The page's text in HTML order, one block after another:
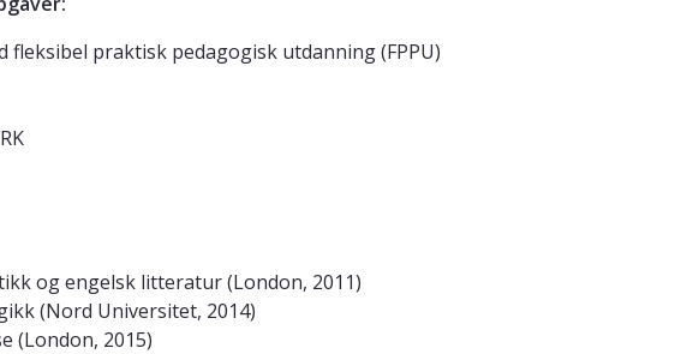
fleksibel praktisk pedagogisk utdanning (FPPU)
og engelsk litteratur (London, 2011)
(Nord Universitet, 2014)
(London, 2015)